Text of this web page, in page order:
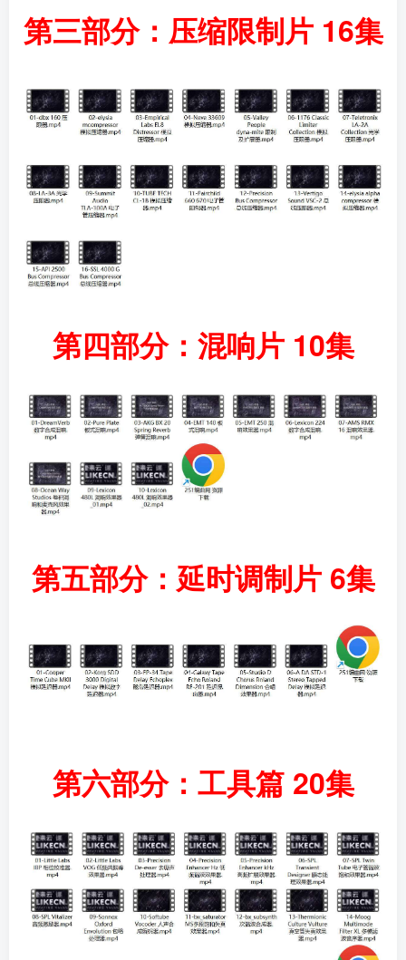
第三部分：压缩限制片 16集
第四部分：混响片 10集
第五部分：延时调制片 6集
第六部分：工具篇 20集